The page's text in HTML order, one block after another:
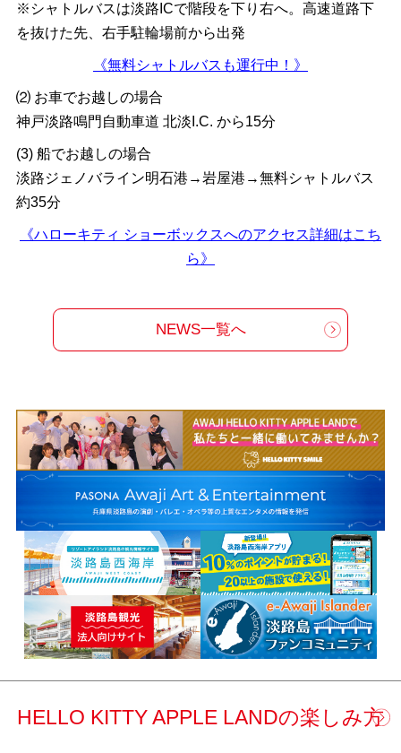
※シャトルバスは淡路ICで階段を下り右へ。高速道路下
を抜けた先、右手駐輪場前から出発
《無料シャトルバスも運行中！》
⑵ お車でお越しの場合
神戸淡路鳴門自動車道 北淡I.C. から15分
(3) 船でお越しの場合
淡路ジェノバライン明石港→岩屋港→無料シャトルバス
約35分
《ハローキティ ショーボックスへのアクセス詳細はこち
ら》
NEWS一覧へ
HELLO KITTY APPLE LANDの楽しみ方